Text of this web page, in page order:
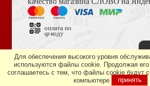
митр. Антония)
Академия веры. 40 мини-курсов о
христианстве для тех, кто хочет
Библия в современном русском
е изд., перераб., и доп., синий
оплата по
qr-коду
Дизайн сайта —студия
Для обеспечения высокого уровня
используются файлы cookie. Продолжая
соглашаетесь с тем, что файлы cookie будут
компьютере
принять